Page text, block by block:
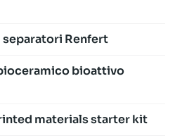
Renfert
bioattivo
materials starter kit